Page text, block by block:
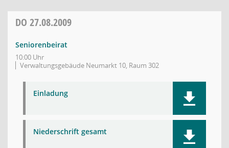
DO 27.08.2009
Seniorenbeirat
10:00 Uhr
Verwaltungsgebäude Neumarkt 10, Raum 302
Einladung
Niederschrift gesamt